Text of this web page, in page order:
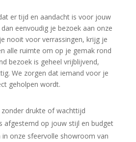
er tijd en aandacht is voor jouw
eenvoudig je bezoek aan onze
nooit voor verrassingen, krijg je
alle ruimte om op je gemak rond
bezoek is geheel vrijblijvend,
We zorgen dat iemand voor je
geholpen wordt.
drukte of wachttijd
afgestemd op jouw stijl en budget
in onze sfeervolle showroom van